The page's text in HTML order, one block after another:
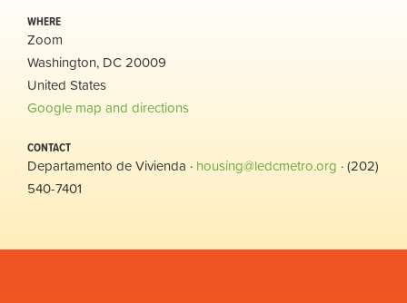
WHERE
Zoom
Washington, DC 20009
United States
Google map and directions
CONTACT
Departamento de Vivienda · housing@ledcmetro.org · (202)
540-7401